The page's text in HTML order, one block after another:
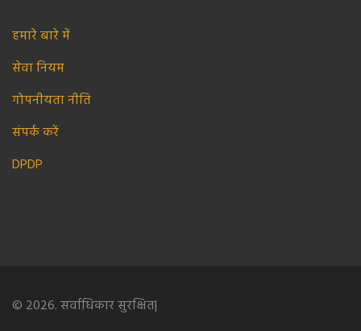
हमारे बारे में
सेवा नियम
गोपनीयता नीति
संपर्क करें
DPDP
© 2026. सर्वाधिकार सुरक्षित|